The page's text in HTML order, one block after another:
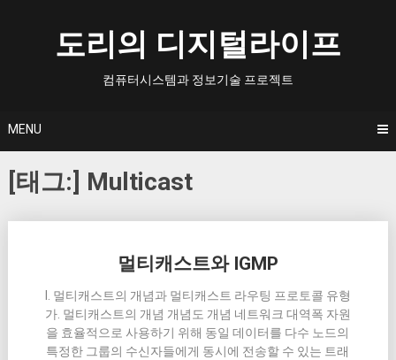
도리의 디지털라이프
컴퓨터시스템과 정보기술 프로젝트
MENU
[태그:] Multicast
멀티캐스트와 IGMP
I. 멀티캐스트의 개념과 멀티캐스트 라우팅 프로토콜 유형
가. 멀티캐스트의 개념 개념도 개념 네트워크 대역폭 자원
을 효율적으로 사용하기 위해 동일 데이터를 다수 노드의
특정한 그룹의 수신자들에게 동시에 전송할 수 있는 트래